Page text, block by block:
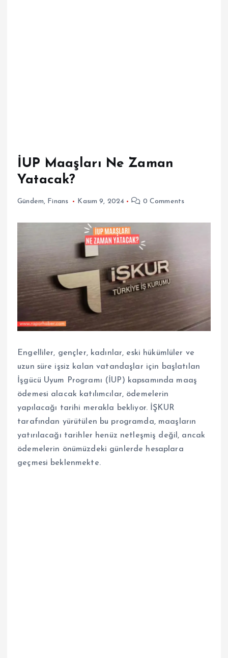
İUP Maaşları Ne Zaman
Yatacak?
Gündem, Finans Kasım 9, 2024 0 Comments
Engelliler, gençler, kadınlar, eski hükümlüler ve
uzun süre işsiz kalan vatandaşlar için başlatılan
İşgücü Uyum Programı (İUP) kapsamında maaş
ödemesi alacak katılımcılar, ödemelerin
yapılacağı tarihi merakla bekliyor. İŞKUR
tarafından yürütülen bu programda, maaşların
yatırılacağı tarihler henüz netleşmiş değil, ancak
ödemelerin önümüzdeki günlerde hesaplara
geçmesi beklenmekte.